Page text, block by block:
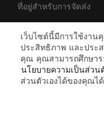
ที่อยู่สำหรับการจัดส่ง
Payment Method
เว็บไซต์นี้มีการใช้งาน
ประสิทธิภาพ และประ
คุณ คุณสามารถศึกษาร
นโยบายความเป็นส่วน
ส่วนตัวเองได้ของคุณไ